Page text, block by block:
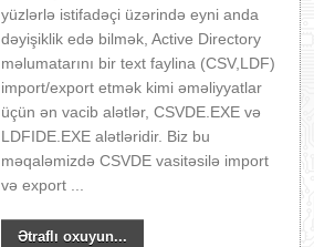
yüzlərlə istifadəçi üzərində eyni anda
dəyişiklik edə bilmək, Active Directory
məlumatarını bir text faylina (CSV,LDF)
import/export etmək kimi əməliyyatlar
üçün ən vacib alətlər, CSVDE.EXE və
LDFIDE.EXE alətləridir. Biz bu
məqaləmizdə CSVDE vasitəsilə import
və export ...
Ətraflı oxuyun...